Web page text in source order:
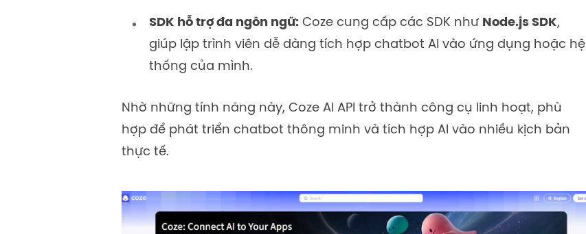
SDK hỗ trợ đa ngôn ngữ: Coze cung cấp các SDK như Node.js SDK,
giúp lập trình viên dễ dàng tích hợp chatbot AI vào ứng dụng hoặc hệ
thống của mình.
Nhờ những tính năng này, Coze AI API trở thành công cụ linh hoạt, phù
hợp để phát triển chatbot thông minh và tích hợp AI vào nhiều kịch bản
thực tế.